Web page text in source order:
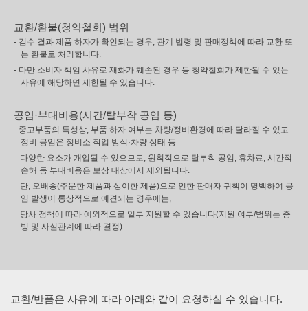
교환/환불(청약철회) 범위
- 검수 결과 제품 하자가 확인되는 경우, 관계 법령 및 판매정책에 따라 교환 또
는 환불로 처리합니다.
- 다만 소비자 책임 사유로 재화가 훼손된 경우 등 청약철회가 제한될 수 있는
사유에 해당하면 제한될 수 있습니다.
공임·부대비용(시간/탈부착 공임 등)
- 중고부품의 특성상, 부품 하자 여부는 차량/정비환경에 따라 달라질 수 있고
정비 공임은 정비소 작업 방식·차량 상태 등
다양한 요소가 개입될 수 있으므로, 원칙적으로 탈부착 공임, 휴차료, 시간적
손해 등 부대비용은 보상 대상에서 제외됩니다.
단, 오배송(주문한 제품과 상이한 제품)으로 인한 판매자 귀책이 명백하여 공
임 발생이 통상적으로 예견되는 경우에는,
당사 정책에 따라 예외적으로 일부 지원할 수 있습니다(지원 여부/범위는 증
빙 및 사실관계에 따라 결정).
교환/반품은 사유에 따라 아래와 같이 요청하실 수 있습니다.